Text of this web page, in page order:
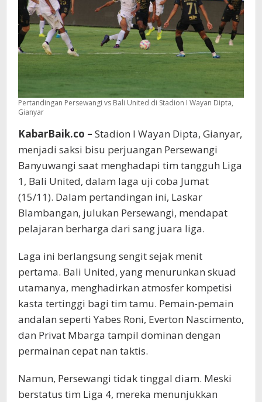
Pertandingan Persewangi vs Bali United di Stadion I Wayan Dipta,
Gianyar
KabarBaik.co – Stadion I Wayan Dipta, Gianyar,
menjadi saksi bisu perjuangan Persewangi
Banyuwangi saat menghadapi tim tangguh Liga
1, Bali United, dalam laga uji coba Jumat
(15/11). Dalam pertandingan ini, Laskar
Blambangan, julukan Persewangi, mendapat
pelajaran berharga dari sang juara liga.
Laga ini berlangsung sengit sejak menit
pertama. Bali United, yang menurunkan skuad
utamanya, menghadirkan atmosfer kompetisi
kasta tertinggi bagi tim tamu. Pemain-pemain
andalan seperti Yabes Roni, Everton Nascimento,
dan Privat Mbarga tampil dominan dengan
permainan cepat nan taktis.
Namun, Persewangi tidak tinggal diam. Meski
berstatus tim Liga 4, mereka menunjukkan